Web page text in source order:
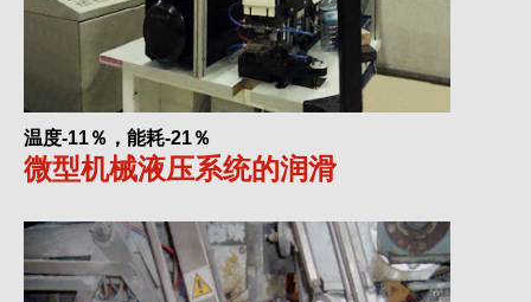
温度-11％，能耗-21％
微型机械液压系统的润滑